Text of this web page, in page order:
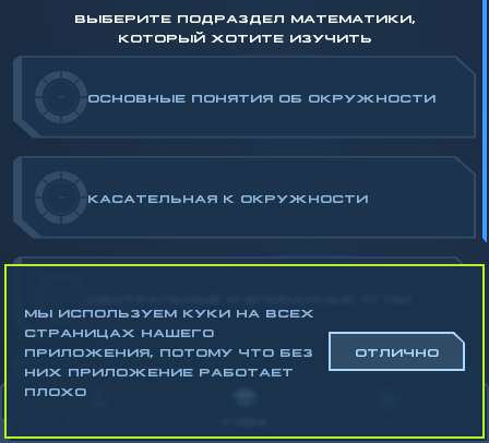
- ОСНОВНЫЕ ПОНЯТИЯ ОБ ОКРУЖНОСТИ
- КАСАТЕЛЬНАЯ К ОКРУЖНОСТИ
-
ВЫБЕРИТЕ ПОДРАЗДЕЛ МАТЕМАТИКИ,
КОТОРЫЙ ХОТИТЕ ИЗУЧИТЬ
МЫ ИСПОЛЬЗУЕМ КУКИ НА ВСЕХ
СТРАНИЦАХ НАШЕГО
ПРИЛОЖЕНИЯ, ПОТОМУ ЧТО БЕЗ
НИХ ПРИЛОЖЕНИЕ РАБОТАЕТ
ПЛОХО
ОТЛИЧНО